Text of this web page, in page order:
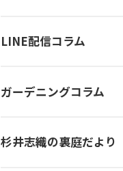
LINE配信コラム
ガーデニングコラム
杉井志織の裏庭だより